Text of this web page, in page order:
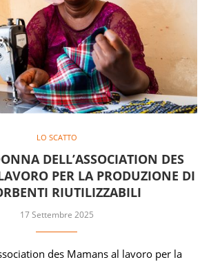
LO SCATTO
DELL’ASSOCIATION DES
PER LA PRODUZIONE DI
RIUTILIZZABILI
17 Settembre 2025
des Mamans al lavoro per la